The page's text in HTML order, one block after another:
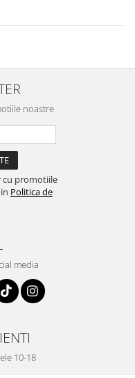
noastre
cu promotiile
Politica de
media
10-18